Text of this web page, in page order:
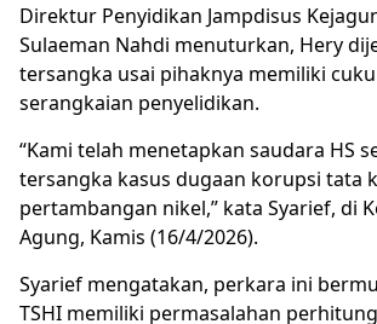
Direktur Penyidikan Jampdisus
Sulaeman Nahdi menuturkan, Hery
tersangka usai pihaknya memiliki
serangkaian penyelidikan.
“Kami telah menetapkan saudara HS
tersangka kasus dugaan korupsi tata
pertambangan nikel,” kata Syarief, di
Agung, Kamis (16/4/2026).
Syarief mengatakan, perkara ini
TSHI memiliki permasalahan